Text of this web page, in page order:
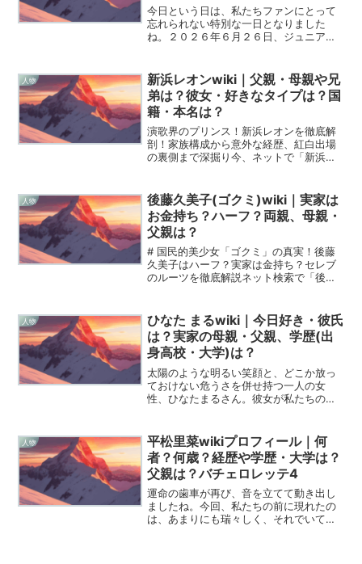
今日という日は、私たちファンにとって
忘れられない特別な一日となりました
ね。２０２６年６月２６日、ジュニア界
彼、西村拓哉くんの新たな航海の始まり
を告げるファンファーレのよ...
人物
新浜レオンwiki｜父親・母親や兄
弟は？彼女・好きなタイプは？国
籍・本名は？
演歌界のプリンス！新浜レオンを徹底解
剖！家族構成から意外な経歴、紅白出場
の裏側まで深掘り今、ネットで「新浜レ
しすぎるスターの魅力に、完全に惹きつ
けられている証拠だと思い...
人物
後藤久美子(ゴクミ)wiki｜実家は
お金持ち？ハーフ？両親、母親・
父親は？
# 国民的美少女「ゴクミ」の真実！後藤
久美子はハーフ？実家は金持ち？セレブ
のルーツを徹底解説ネット検索で「後藤
ちゃいますよね。若い頃は「国民的美少
女」として一世を風靡し...
人物
ひなた まるwiki｜今日好き・彼氏
は？実家の母親・父親、学歴(出
身高校・大学)は？
太陽のような明るい笑顔と、どこか放っ
ておけない危うさを併せ持つ一人の女
性、ひなたまるさん。彼女が私たちの前
ーで一途な恋を追いかけていた少女は、
今や迷いも葛藤もさらけ出し...
人物
平松里菜wikiプロフィール｜何
者？何歳？経歴や学歴・大学は？
父親は？バチェロレッテ4
運命の歯車が再び、音を立てて動き出し
ましたね。今回、私たちの前に現れたの
は、あまりにも瑞々しく、それでいて誰